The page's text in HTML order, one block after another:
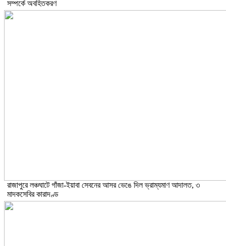
সম্পর্কে অবহিতকরণ
রাজাপুরে লঞ্চঘাটে গাঁজা-ইয়াবা সেবনের আসর ভেঙে দিল ভ্রাম্যমাণ আদালত, ৩
মাদকসেবির কারাদণ্ড